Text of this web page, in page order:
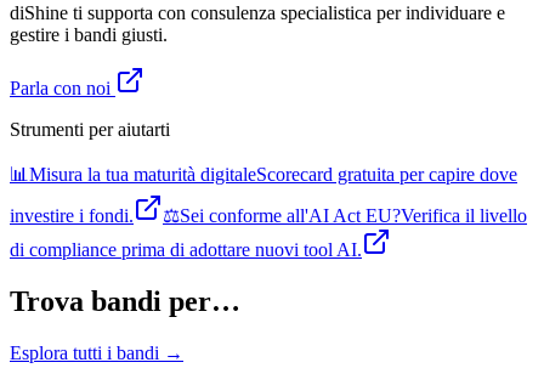
diShine ti supporta con consulenza specialistica per individuare e
gestire i bandi giusti.
Parla con noi
Strumenti per aiutarti
📊 Misura la tua maturità digitaleScorecard gratuita per capire dove
investire i fondi.
⚖️Sei conforme all'AI Act EU?Verifica il livello
di compliance prima di adottare nuovi tool AI.
Trova bandi per…
Esplora tutti i bandi →